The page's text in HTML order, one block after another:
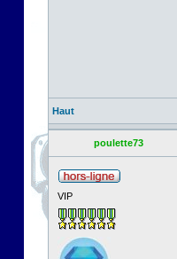
Haut
poulette73
VIP